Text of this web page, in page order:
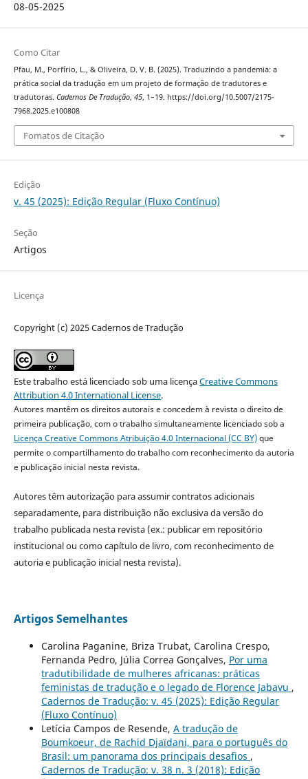
08-05-2025
Como Citar
Pfau, M., Porfírio, L., & Oliveira, D. V. B. (2025). Traduzindo a pandemia: a
prática social da tradução em um projeto de formação de tradutores e
tradutoras. Cadernos De Tradução, 45, 1–19. https://doi.org/10.5007/2175-
7968.2025.e100808
Fomatos de Citação
Edição
v. 45 (2025): Edição Regular (Fluxo Contínuo)
Seção
Artigos
Licença
Copyright (c) 2025 Cadernos de Tradução
Este trabalho está licenciado sob uma licençaCreative Commons
Attribution 4.0 International License.
Autores mantêm os direitos autorais e concedem à revista o direito de
primeira publicação, com o trabalho simultaneamente licenciado sob a
Licença Creative Commons Atribuição 4.0 Internacional (CC BY)que
permite o compartilhamento do trabalho com reconhecimento da autoria
e publicação inicial nesta revista.
Autores têm autorização para assumir contratos adicionais
separadamente, para distribuição não exclusiva da versão do
trabalho publicada nesta revista (ex.: publicar em repositório
institucional ou como capítulo de livro, com reconhecimento de
autoria e publicação inicial nesta revista).
Artigos Semelhantes
Carolina Paganine, Briza Trubat, Carolina Crespo,
Fernanda Pedro, Júlia Correa Gonçalves, Por uma
tradutibilidade de mulheres africanas: práticas
feministas de tradução e o legado de Florence Jabavu ,
Cadernos de Tradução: v. 45 (2025): Edição Regular
(Fluxo Contínuo)
Letícia Campos de Resende, A tradução de
Boumkoeur, de Rachid Djaïdani, para o português do
Brasil: um panorama dos principais desafios ,
Cadernos de Tradução: v. 38 n. 3 (2018): Edição